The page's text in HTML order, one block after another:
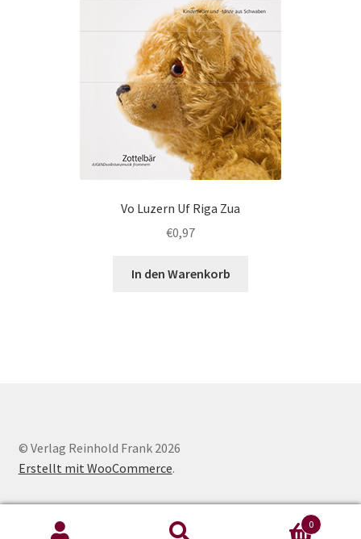
Vo Luzern Uf Riga Zua
€0,97
In den Warenkorb
© Verlag Reinhold Frank 2026
Erstellt mit WooCommerce.
0